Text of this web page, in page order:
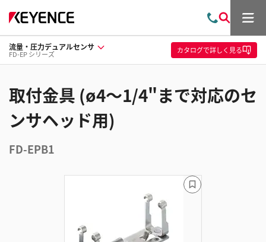
問
い
合
わ
索
メ
ュ
ー
流量・圧力デュアルセンサ
FD-EP シリーズ カタログで詳しく見る
取付金具 (ø4〜1/4"まで対応のセ
ンサヘッド用)
FD-EPB1
ブ
ッ